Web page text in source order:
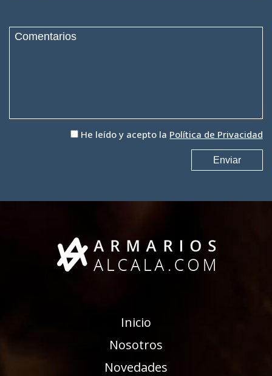
He leído y acepto la Política de Privacidad
Inicio
Nosotros
Novedades